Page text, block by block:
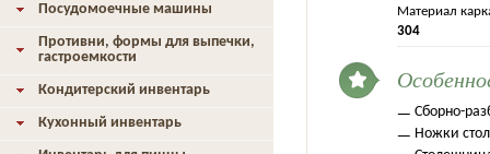
Материал
304
Сборно-
Ножки
Посудомоечные машины
Противни, формы для выпечки,
гастроемкости
Кондитерский инвентарь
Кухонный инвентарь